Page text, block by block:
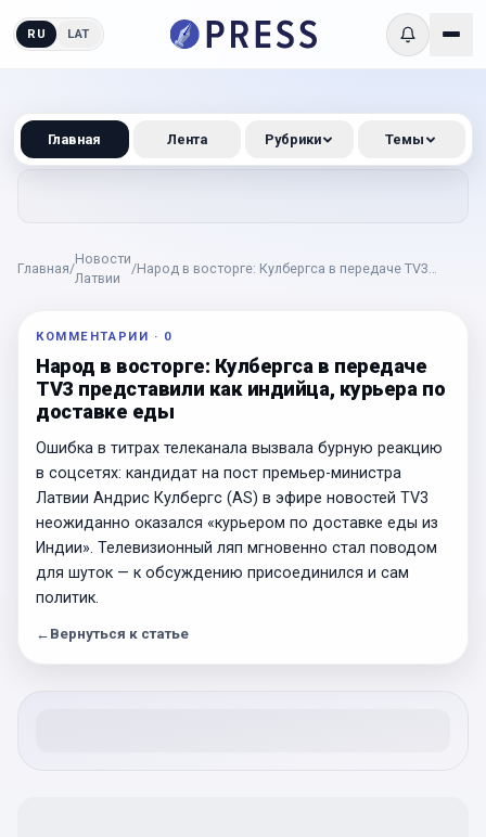
RU LAT
Главная/
Новости
Латвии
/Народ в восторге: Кулбергса в передаче TV3
КОММЕНТАРИИ · 0
Народ в восторге: Кулбергса в передаче
TV3 представили как индийца, курьера по
доставке еды
Ошибка в титрах телеканала вызвала бурную реакцию
в соцсетях: кандидат на пост премьер-министра
Латвии Андрис Кулбергс (AS) в эфире новостей TV3
неожиданно оказался «курьером по доставке еды из
Индии». Телевизионный ляп мгновенно стал поводом
для шуток — к обсуждению присоединился и сам
политик.
← Вернуться к статье
Главная Лента Рубрики Темы